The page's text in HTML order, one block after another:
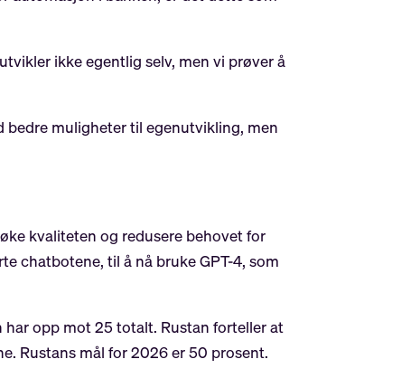
ikke egentlig selv, men vi prøver å
bedre muligheter til egenutvikling, men
kvaliteten og redusere behovet for
chatbotene, til å nå bruke GPT-4, som
har opp mot 25 totalt. Rustan forteller at
Rustans mål for 2026 er 50 prosent.